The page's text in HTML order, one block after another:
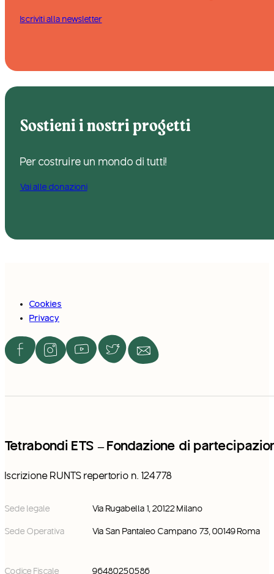
Iscriviti alla newsletter
Sostieni i nostri progetti
Per costruire un mondo di tutti!
Vai alle donazioni
Cookies
Privacy
Tetrabondi ETS – Fondazione di
Iscrizione RUNTS repertorio n. 124778
Sede legale Via Rugabella 1, 20122 Milano
Sede Operativa Via San Pantaleo Campano 73, 00149 Roma
Codice Fiscale 96480250586